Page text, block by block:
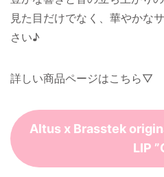
見た目だけでなく、華やかな
さい♪
詳しい商品ページはこちら▽
Altus x Brasstek
LIP